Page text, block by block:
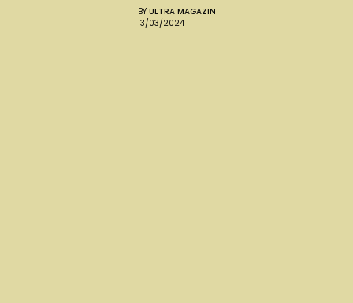
BY ULTRA MAGAZIN
13/03/2024